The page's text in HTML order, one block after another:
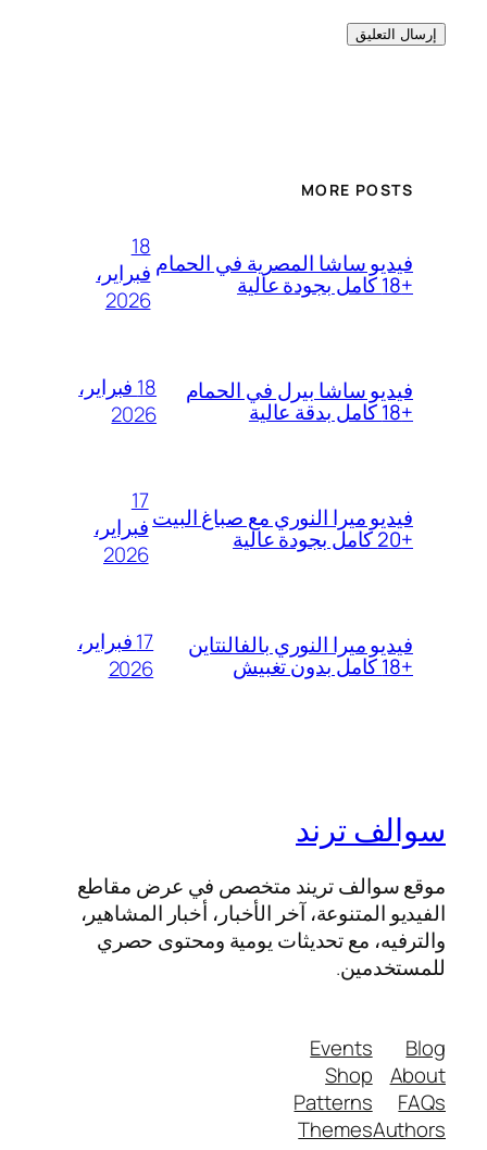
MORE POSTS
فيديو ساشا المصرية في الحمام
+18 كامل بجودة عالية
18
فبراير،
2026
فيديو ساشا بيرل في الحمام
+18 كامل بدقة عالية
18 فبراير،
2026
فيديو ميرا النوري مع صباغ البيت
+20 كامل بجودة عالية
17
فبراير،
2026
فيديو ميرا النوري بالفالنتاين
+18 كامل بدون تغبيش
17 فبراير،
2026
سوالف ترند
موقع سوالف تريند متخصص في عرض مقاطع
الفيديو المتنوعة، آخر الأخبار، أخبار المشاهير،
والترفيه، مع تحديثات يومية ومحتوى حصري
للمستخدمين.
Blog
About
FAQs
Authors
Events
Shop
Patterns
Themes